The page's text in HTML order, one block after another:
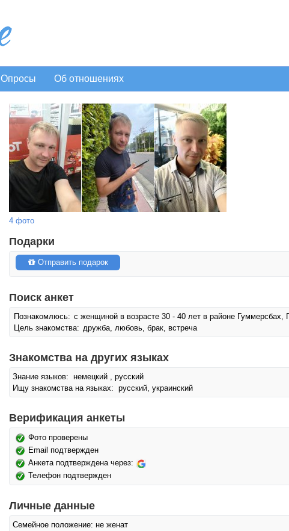
Опросы Об отношениях
4 фото
Подарки
Отправить подарок
Поиск анкет
Познакомлюсь: с женщиной в возрасте 30 - 40 лет в районе Гуммерсбах,
Цель знакомства: дружба, любовь, брак, встреча
Знакомства на других языках
Знание языков: немецкий , русский
Ищу знакомства на языках: русский, украинский
Верификация анкеты
Фото проверены
Email подтвержден
Анкета подтверждена через:
Телефон подтвержден
Личные данные
Семейное положение: не женат